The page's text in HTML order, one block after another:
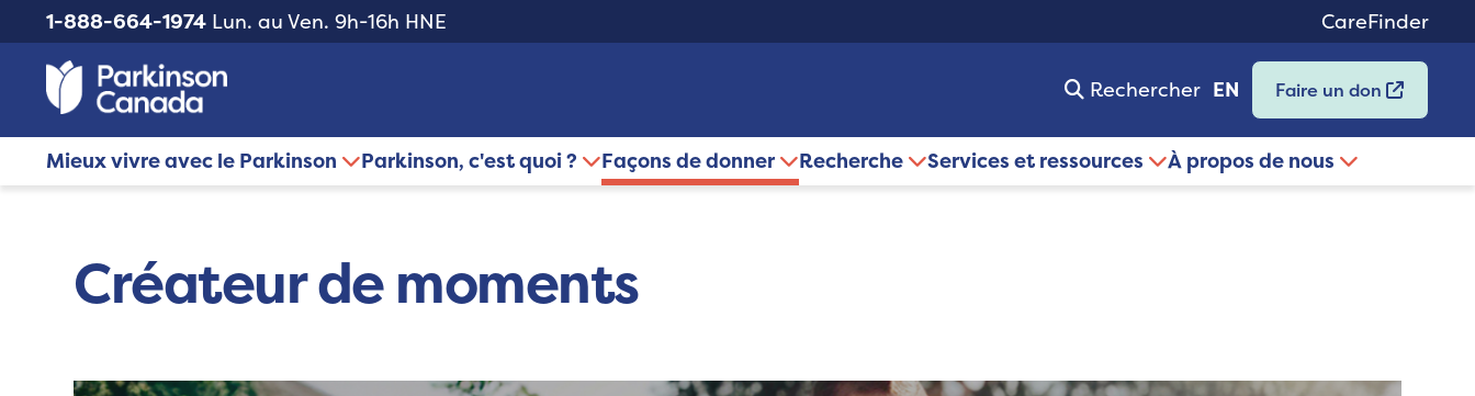
1-888-664-1974 Lun. au Ven. 9h-16h HNE CareFinder
Rechercher EN Faire un don
Mieux vivre avec le Parkinson Parkinson, c'est quoi ? Façons de donner Recherche Services et ressources À propos de nous
Créateur de moments